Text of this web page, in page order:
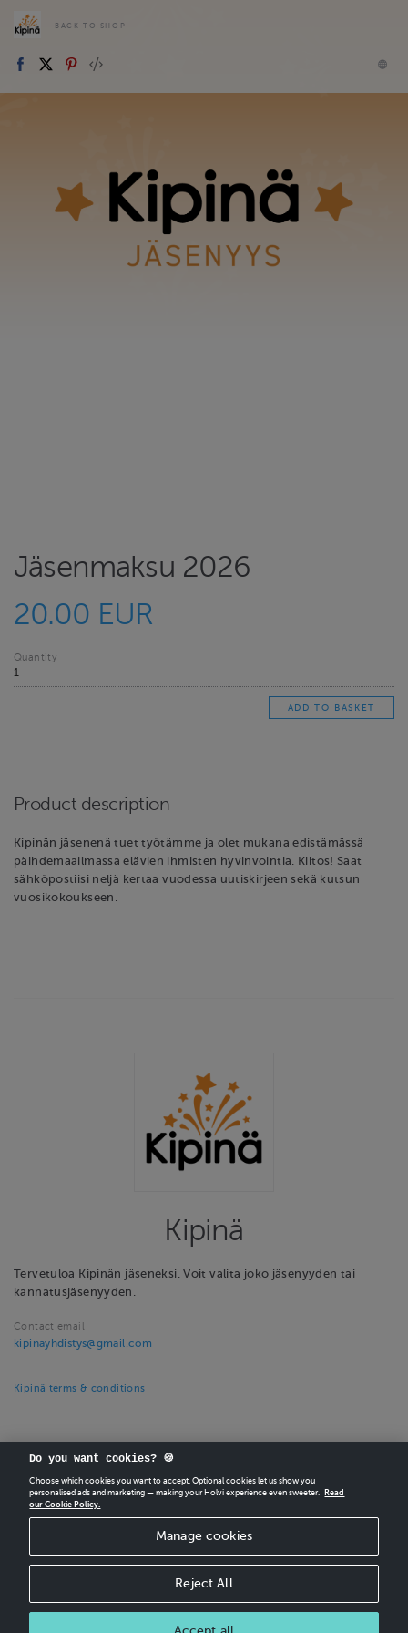
BACK TO SHOP
Jäsenmaksu 2026
20.00 EUR
Quantity
Product description
Kipinän jäsenenä tuet työtämme ja olet mukana edistämässä
päihdemaailmassa elävien ihmisten hyvinvointia. Kiitos! Saat
sähköpostiisi neljä kertaa vuodessa uutiskirjeen sekä kutsun
vuosikokoukseen.
Kipinä
Tervetuloa Kipinän jäseneksi. Voit valita joko jäsenyyden tai
kannatusjäsenyyden.
Contact email
kipinayhdistys@gmail.com
Kipinä terms & conditions
CREATEYOUR OWN HOLVI ONLINE STORE IN MINUTES.
Do you want cookies? 🍪
Choose which cookies you want to accept. Optional cookies let us show you
personalised ads and marketing — making your Holvi experience even sweeter.
Read
our Cookie Policy.
Manage cookies
Reject All